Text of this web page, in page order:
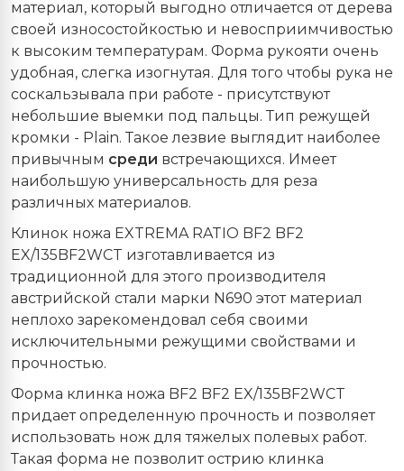
материал, который выгодно отличается от дерева
своей износостойкостью и невосприимчивостью
к высоким температурам. Форма рукояти очень
удобная, слегка изогнутая. Для того чтобы рука не
соскальзывала при работе - присутствуют
небольшие выемки под пальцы. Тип режущей
кромки - Plain. Такое лезвие выглядит наиболее
привычным среди встречающихся. Имеет
наибольшую универсальность для реза
различных материалов.
Клинок ножа EXTREMA RATIO BF2 BF2
EX/135 BF2WCT изготавливается из
традиционной для этого производителя
австрийской стали марки N690 этот материал
неплохо зарекомендовал себя своими
исключительными режущими свойствами и
прочностью.
Форма клинка ножа BF2 BF2 EX/135 BF2WCT
придает определенную прочность и позволяет
использовать нож для тяжелых полевых работ.
Такая форма не позволит острию клинка